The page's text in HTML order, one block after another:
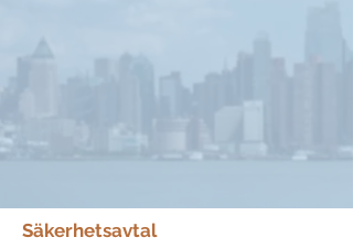
Säkerhetsavtal